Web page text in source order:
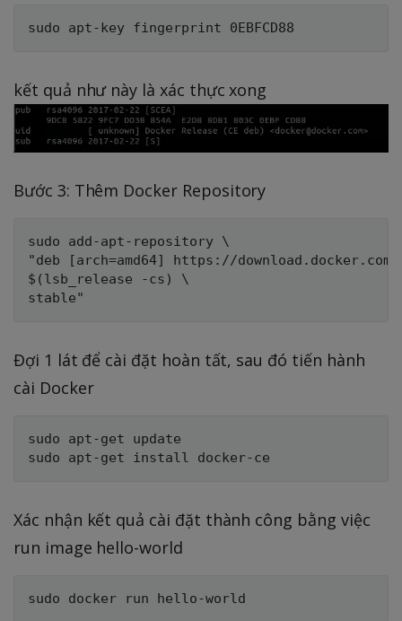
kết quả như này là xác thực xong
Bước 3: Thêm Docker Repository
sudo add-apt-repository \
"deb [arch=amd64] https://
$(lsb_release -cs) \
Đợi 1 lát để cài đặt hoàn tất, sau đó tiến hành
cài Docker
sudo apt-get update
Xác nhận kết quả cài đặt thành công bằng việc
run image hello-world